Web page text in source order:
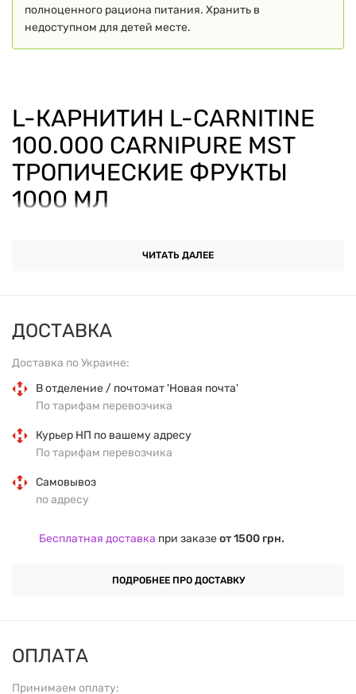
ДОСТАВКА
Доставка по Украине:
В отделение / почтомат 'Новая почта'
По тарифам перевозчика
Курьер НП по вашему адресу
По тарифам перевозчика
Самовывоз
по адресу
Бесплатная доставка при заказеот 1500 грн.
ПОДРОБНЕЕ ПРО ДОСТАВКУ
ОПЛАТА
Принимаем оплату:
полноценного рациона питания. Хранить в
недоступном для детей месте.
L-КАРНИТИН L-CARNITINE
100.000 CARNIPURE MST
ТРОПИЧЕСКИЕ ФРУКТЫ
1000 МЛ
добавка для поддержания энергии, выносливости и
проверенным качеством. Обладает приятным вкусом
активных людей, спортсменов и всех, кто стремится
контролировать свой вес.
ОСНОВНЫЕ ХАРАКТЕРИСТИКИ:
Форма выпуска:
Вкус:тропические фрукты
ПИЩЕВАЯ ЦЕННОСТЬ (1 ПОРЦИЯ =
25 МЛ):
ЧИТАТЬ ДАЛЕЕ